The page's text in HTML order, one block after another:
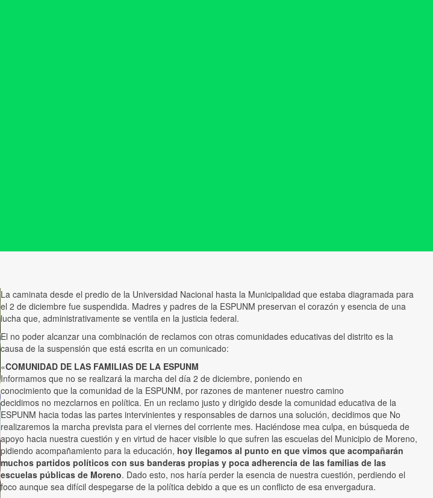
La caminata desde el predio de la Universidad Nacional hasta la Municipalidad que estaba diagramada para
el 2 de diciembre fue suspendida. Madres y padres de la ESPUNM preservan el corazón y esencia de una
lucha que, administrativamente se ventila en la justicia federal.
El no poder alcanzar una combinación de reclamos con otras comunidades educativas del distrito es la
causa de la suspensión que está escrita en un comunicado:
«COMUNIDAD DE LAS FAMILIAS DE LA ESPUNM
Informamos que no se realizará la marcha del día 2 de diciembre, poniendo en
conocimiento que la comunidad de la ESPUNM, por razones de mantener nuestro camino
decidimos no mezclarnos en política. En un reclamo justo y dirigido desde la comunidad educativa de la
ESPUNM hacia todas las partes intervinientes y responsables de darnos una solución, decidimos que No
realizaremos la marcha prevista para el viernes del corriente mes. Haciéndose mea culpa, en búsqueda de
apoyo hacia nuestra cuestión y en virtud de hacer visible lo que sufren las escuelas del Municipio de Moreno,
pidiendo acompañamiento para la educación, hoy llegamos al punto en que vimos que acompañarán
muchos partidos políticos con sus banderas propias y poca adherencia de las familias de las
escuelas públicas de Moreno. Dado esto, nos haría perder la esencia de nuestra cuestión, perdiendo el
foco aunque sea difícil despegarse de la política debido a que es un conflicto de esa envergadura.